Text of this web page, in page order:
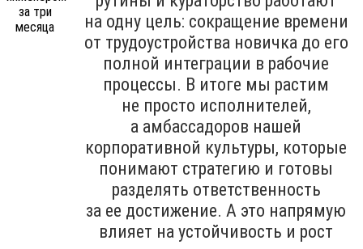
на одну цель: сокращение времени
от трудоустройства новичка до его
полной интеграции в рабочие
процессы. В итоге мы растим
не просто исполнителей,
а амбассадоров нашей
корпоративной культуры, которые
понимают стратегию и готовы
разделять ответственность
за ее достижение. А это напрямую
влияет на устойчивость и рост